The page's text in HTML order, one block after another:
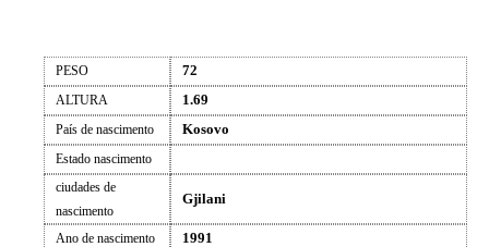
PESO 72
ALTURA 1.69
País de nascimento Kosovo
Estado nascimento
ciudades de
nascimento
Gjilani
Ano de nascimento 1991